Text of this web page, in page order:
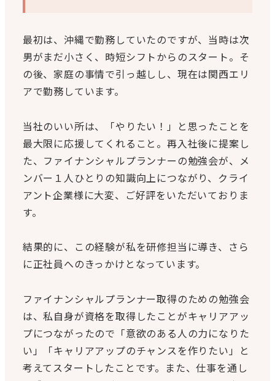
最初は、沖縄で勤務していたのですが、当時は次
男がまだ小さく、時短シフトからのスタート。そ
の後、家庭の事情で引っ越しし、現在は関西エリ
アで勤務しています。
当社のいい所は、「やりたい！」と思ったことを
最大限に応援してくれること。再入社後に提案し
た、ファイナンシャルプランナーの勉強会が、メ
ンバー１人ひとりの知識向上につながり、クライ
アント企業様に大変、ご好評をいただいておりま
す。
結果的に、この経験が私を研修担当に導き、さら
に正社員へのきっかけとなっています。
ファイナンシャルプランナー取得のための勉強会
は、私自身が資格を取得したことがキャリアアッ
プにつながったので「意欲のある人の力になりた
い」「キャリアアップのチャンスを作りたい」と
考えてスタートしたことです。また、仕事を通し